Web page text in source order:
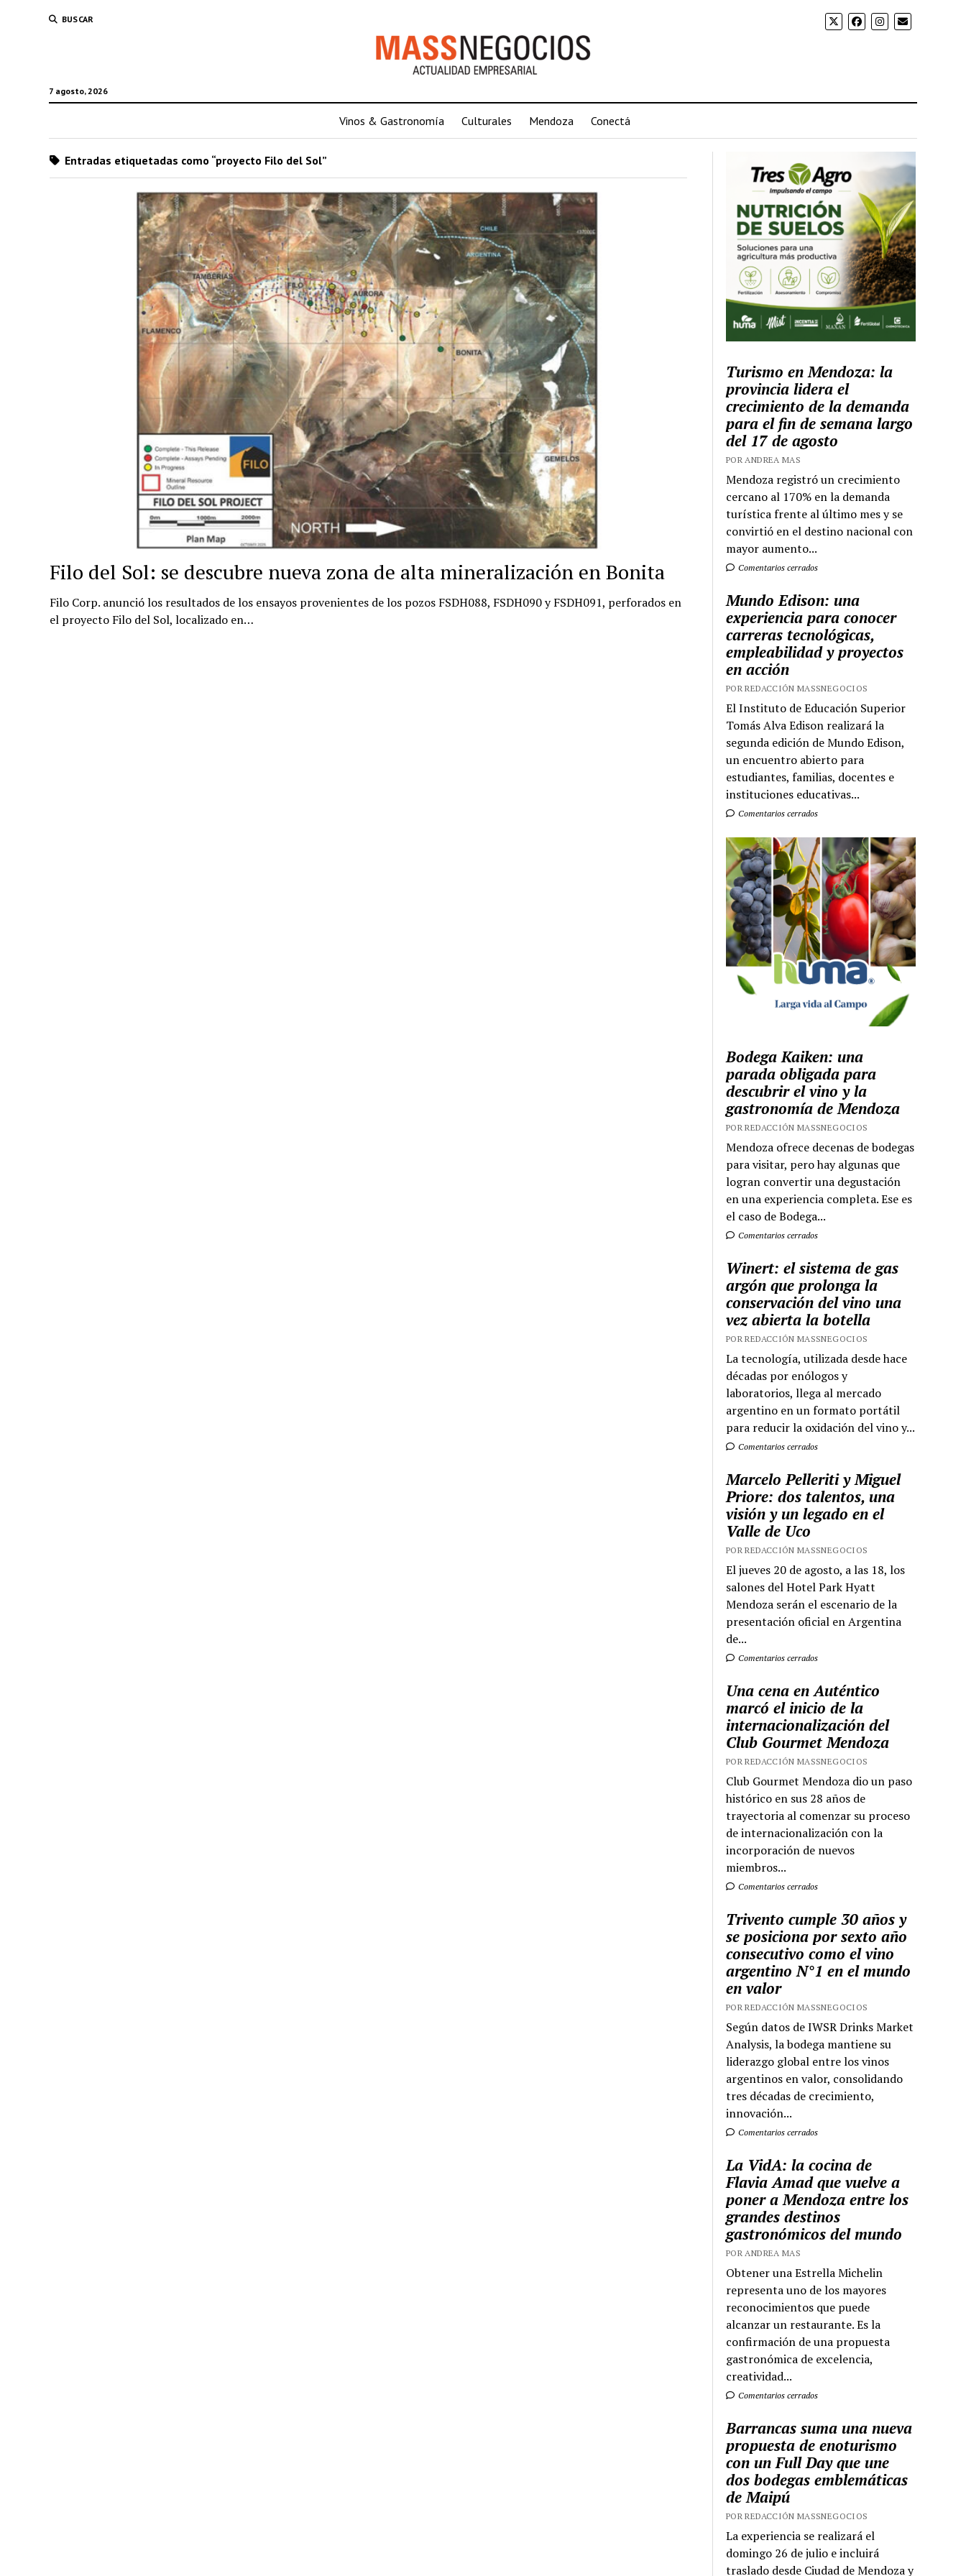
BUSCAR
7 agosto, 2026
Vinos & Gastronomía Culturales Mendoza Conectá
Entradas etiquetadas como “proyecto Filo del Sol”
Filo del Sol: se descubre nueva zona de alta mineralización en Bonita
Filo Corp. anunció los resultados de los ensayos provenientes de los pozos FSDH088, FSDH090 y FSDH091, perforados en
el proyecto Filo del Sol, localizado en…
Turismo en Mendoza: la
provincia lidera el
crecimiento de la demanda
para el fin de semana largo
del 17 de agosto
POR ANDREA MAS
Mendoza registró un crecimiento
cercano al 170% en la demanda
turística frente al último mes y se
convirtió en el destino nacional con
mayor aumento...
Comentarios cerrados
Mundo Edison: una
experiencia para conocer
carreras tecnológicas,
empleabilidad y proyectos
en acción
POR REDACCIÓN MASSNEGOCIOS
El Instituto de Educación Superior
Tomás Alva Edison realizará la
segunda edición de Mundo Edison,
un encuentro abierto para
estudiantes, familias, docentes e
instituciones educativas...
Comentarios cerrados
Bodega Kaiken: una
parada obligada para
descubrir el vino y la
gastronomía de Mendoza
POR REDACCIÓN MASSNEGOCIOS
Mendoza ofrece decenas de bodegas
para visitar, pero hay algunas que
logran convertir una degustación
en una experiencia completa. Ese es
el caso de Bodega...
Comentarios cerrados
Winert: el sistema de gas
argón que prolonga la
conservación del vino una
vez abierta la botella
POR REDACCIÓN MASSNEGOCIOS
La tecnología, utilizada desde hace
décadas por enólogos y
laboratorios, llega al mercado
argentino en un formato portátil
para reducir la oxidación del vino y...
Comentarios cerrados
Marcelo Pelleriti y Miguel
Priore: dos talentos, una
visión y un legado en el
Valle de Uco
POR REDACCIÓN MASSNEGOCIOS
El jueves 20 de agosto, a las 18, los
salones del Hotel Park Hyatt
Mendoza serán el escenario de la
presentación oficial en Argentina
de...
Comentarios cerrados
Una cena en Auténtico
marcó el inicio de la
internacionalización del
Club Gourmet Mendoza
POR REDACCIÓN MASSNEGOCIOS
Club Gourmet Mendoza dio un paso
histórico en sus 28 años de
trayectoria al comenzar su proceso
de internacionalización con la
incorporación de nuevos
miembros...
Comentarios cerrados
Trivento cumple 30 años y
se posiciona por sexto año
consecutivo como el vino
argentino N°1 en el mundo
en valor
POR REDACCIÓN MASSNEGOCIOS
Según datos de IWSR Drinks Market
Analysis, la bodega mantiene su
liderazgo global entre los vinos
argentinos en valor, consolidando
tres décadas de crecimiento,
innovación...
Comentarios cerrados
La VidA: la cocina de
Flavia Amad que vuelve a
poner a Mendoza entre los
grandes destinos
gastronómicos del mundo
POR ANDREA MAS
Obtener una Estrella Michelin
representa uno de los mayores
reconocimientos que puede
alcanzar un restaurante. Es la
confirmación de una propuesta
gastronómica de excelencia,
creatividad...
Comentarios cerrados
Barrancas suma una nueva
propuesta de enoturismo
con un Full Day que une
dos bodegas emblemáticas
de Maipú
POR REDACCIÓN MASSNEGOCIOS
La experiencia se realizará el
domingo 26 de julio e incluirá
traslado desde Ciudad de Mendoza y